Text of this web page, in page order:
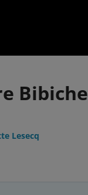
Bibiche
Lesecq